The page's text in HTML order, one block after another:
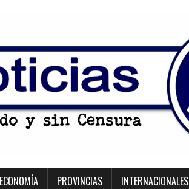
ECONOMÍA PROVINCIAS INTERNACIONALES